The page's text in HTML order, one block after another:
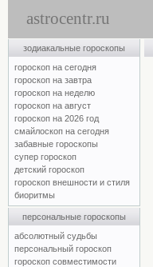
astrocentr.ru
зодиакальные гороскопы
гороскоп на сегодня
гороскоп на завтра
гороскоп на неделю
гороскоп на август
гороскоп на 2026 год
смайлоскоп на сегодня
забавные гороскопы
супер гороскоп
детский гороскоп
гороскоп внешности и стиля
биоритмы
персональные гороскопы
абсолютный судьбы
персональный гороскоп
гороскоп совместимости